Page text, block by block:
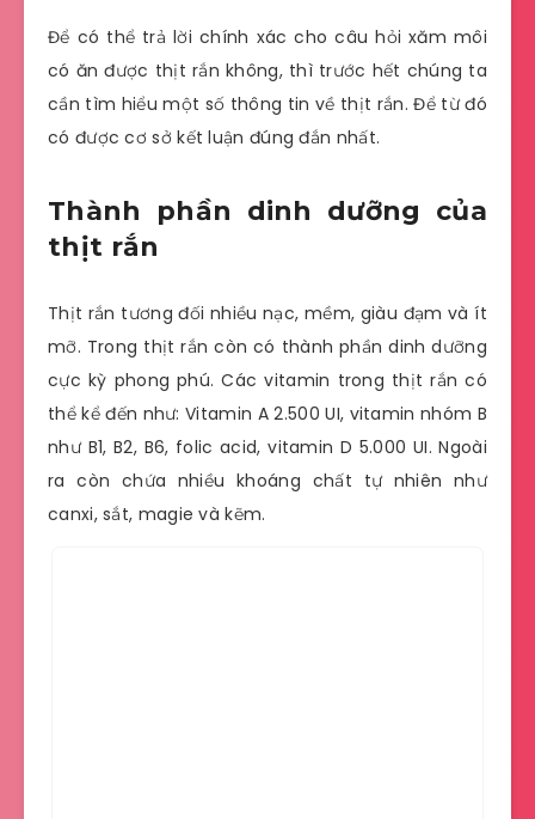
Để có thể trả lời chính xác cho câu hỏi xăm môi
có ăn được thịt rắn không, thì trước hết chúng ta
cần tìm hiểu một số thông tin về thịt rắn. Để từ đó
có được cơ sở kết luận đúng đắn nhất.
Thành phần dinh dưỡng của
thịt rắn
Thịt rắn tương đối nhiều nạc, mềm, giàu đạm và ít
mỡ. Trong thịt rắn còn có thành phần dinh dưỡng
cực kỳ phong phú. Các vitamin trong thịt rắn có
thể kể đến như: Vitamin A 2.500 UI, vitamin nhóm B
như B1, B2, B6, folic acid, vitamin D 5.000 UI. Ngoài
ra còn chứa nhiều khoáng chất tự nhiên như
canxi, sắt, magie và kẽm.